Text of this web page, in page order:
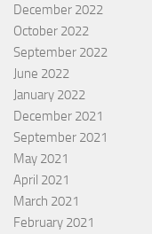
December 2022
October 2022
September 2022
June 2022
January 2022
December 2021
September 2021
May 2021
April 2021
March 2021
February 2021